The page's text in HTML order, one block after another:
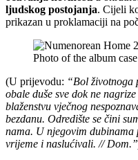
ljudskog postojanja. Cijeli
prikazan u proklamaciji na
Photo of the album
(U prijevodu: “Bol životnoga
obale duše sve dok ne
blaženstvu vječnog
bezdanu. Odredište se čini
nama. U njegovim dubinama
vrijeme i naslućivali. //